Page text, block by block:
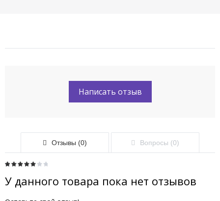
Написать отзыв
Отзывы (0) Вопросы (0)
У данного товара пока нет отзывов